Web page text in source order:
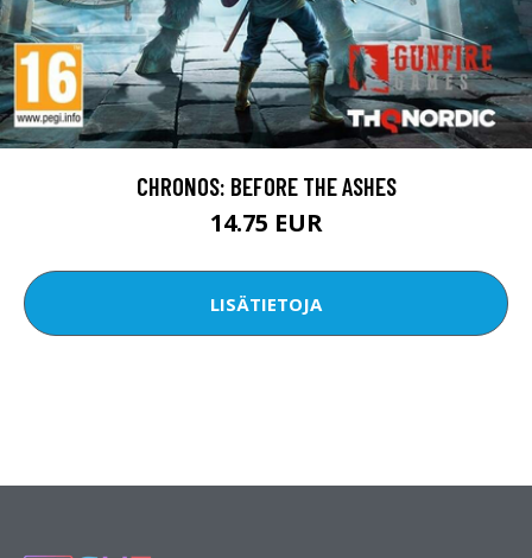
CHRONOS: BEFORE THE ASHES
14.75 EUR
LISÄTIETOJA